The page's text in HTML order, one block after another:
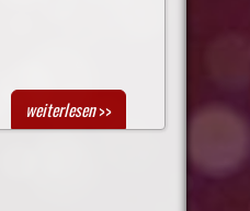
weiterlesen>>